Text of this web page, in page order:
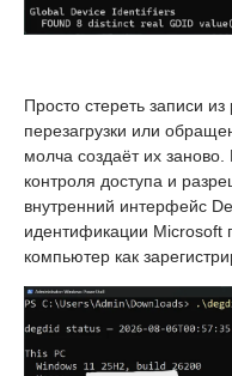
Просто стереть записи
перезагрузки или
молча создаёт их
контроля доступа и
внутренний интерфейс
идентификации Microsoft
компьютер как